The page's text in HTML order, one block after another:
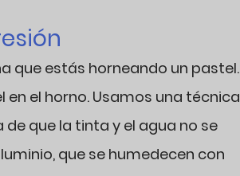
que estás horneando un pastel.
el horno. Usamos una técnica
que la tinta y el agua no se
que se humedecen con